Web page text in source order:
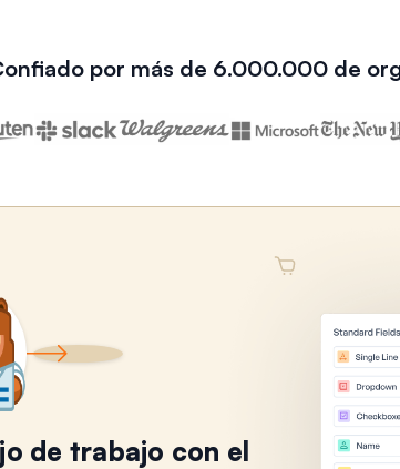
por más de 6.000.000 de
de trabajo con el